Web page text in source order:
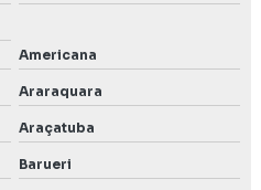
ambiental
água subterrânea
Americana
Araraquara
Araçatuba
Barueri